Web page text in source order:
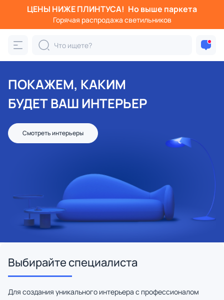
ЦЕНЫ НИЖЕ ПЛИНТУСА! Но выше паркета
Горячая распродажа светильников
ПОКАЖЕМ, КАКИМ
БУДЕТ ВАШ ИНТЕРЬЕР
Смотреть интерьеры
Выбирайте специалиста
Для создания уникального интерьера с профессионалом